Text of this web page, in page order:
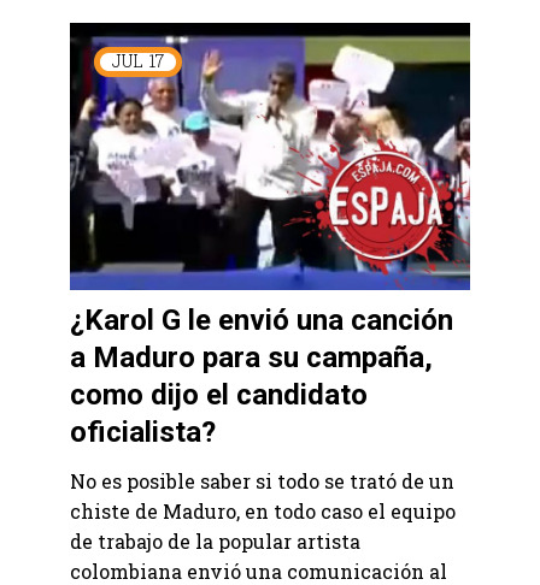
JUL 17
¿Karol G le envió una canción
a Maduro para su campaña,
como dijo el candidato
oficialista?
No es posible saber si todo se trató de un
chiste de Maduro, en todo caso el equipo
de trabajo de la popular artista
colombiana envió una comunicación al